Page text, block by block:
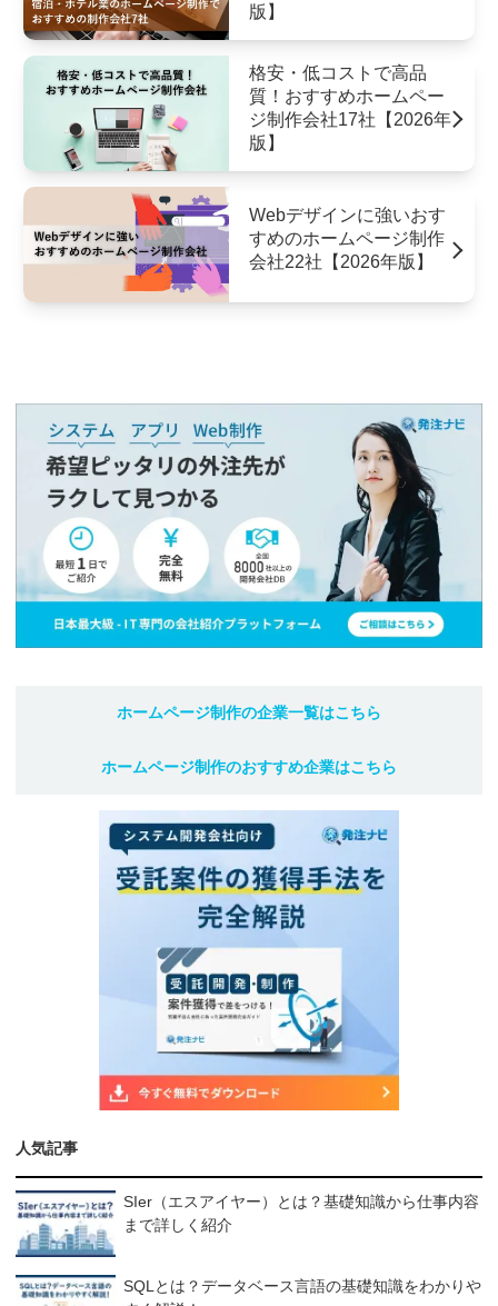
版】
格安・低コストで高品
質！おすすめホームペー
ジ制作会社17社【2026年
版】
Webデザインに強いおす
すめのホームページ制作
会社22社【2026年版】
ホームページ制作の企業一覧はこちら
ホームページ制作のおすすめ企業はこちら
人気記事
SIer（エスアイヤー）とは？基礎知識から仕事内容
まで詳しく紹介
SQLとは？データベース言語の基礎知識をわかりや